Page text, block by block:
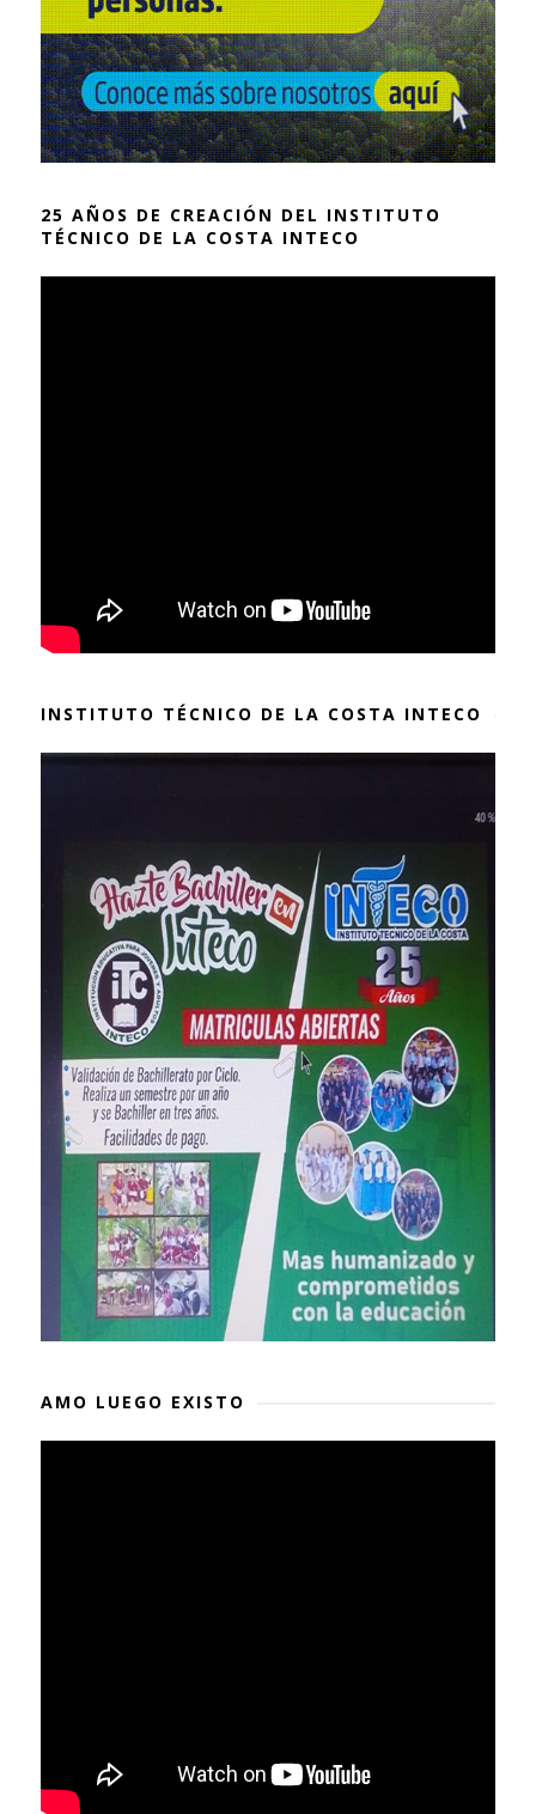
25 AÑOS DE CREACIÓN DEL INSTITUTO
TÉCNICO DE LA COSTA INTECO
INSTITUTO TÉCNICO DE LA COSTA INTECO
AMO LUEGO EXISTO